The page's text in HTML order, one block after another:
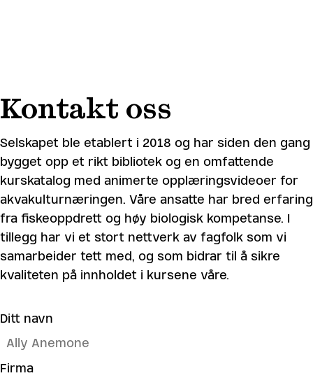
Kontakt oss
Selskapet ble etablert i 2018 og har siden den gang
bygget opp et rikt bibliotek og en omfattende
kurskatalog med animerte opplæringsvideoer for
akvakulturnæringen. Våre ansatte har bred erfaring
fra fiskeoppdrett og høy biologisk kompetanse. I
tillegg har vi et stort nettverk av fagfolk som vi
samarbeider tett med, og som bidrar til å sikre
kvaliteten på innholdet i kursene våre.
Ditt navn
Firma